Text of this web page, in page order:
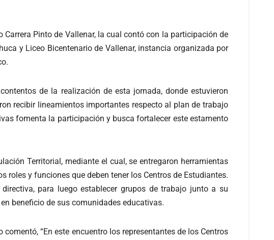
Pinto de Vallenar, la cual contó con la participación de
y Liceo Bicentenario de Vallenar, instancia organizada por
de la realización de esta jornada, donde estuvieron
recibir lineamientos importantes respecto al plan de trabajo
fomenta la participación y busca fortalecer este estamento
Territorial, mediante el cual, se entregaron herramientas
roles y funciones que deben tener los Centros de Estudiantes.
para luego establecer grupos de trabajo junto a su
beneficio de sus comunidades educativas.
“En este encuentro los representantes de los Centros